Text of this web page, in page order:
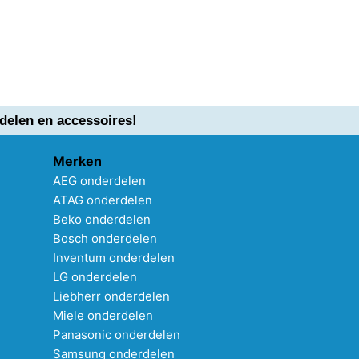
en accessoires!
Merken
AEG onderdelen
ATAG onderdelen
Beko onderdelen
Bosch onderdelen
Inventum onderdelen
LG onderdelen
Liebherr onderdelen
Miele onderdelen
Panasonic onderdelen
Samsung onderdelen